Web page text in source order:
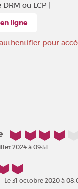
ou LCP |
ligne
pour
4/5
2024 à 09:51
- Le 31 octobre 2020 à